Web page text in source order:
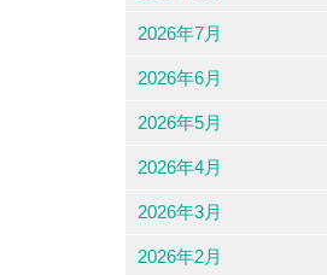
2026年7月
2026年6月
2026年5月
2026年4月
2026年3月
2026年2月